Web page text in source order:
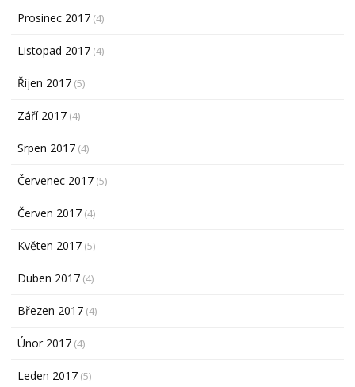
Prosinec 2017 (4)
Listopad 2017 (4)
Říjen 2017 (5)
Září 2017 (4)
Srpen 2017 (4)
Červenec 2017 (5)
Červen 2017 (4)
Květen 2017 (5)
Duben 2017 (4)
Březen 2017 (4)
Únor 2017 (4)
Leden 2017 (5)